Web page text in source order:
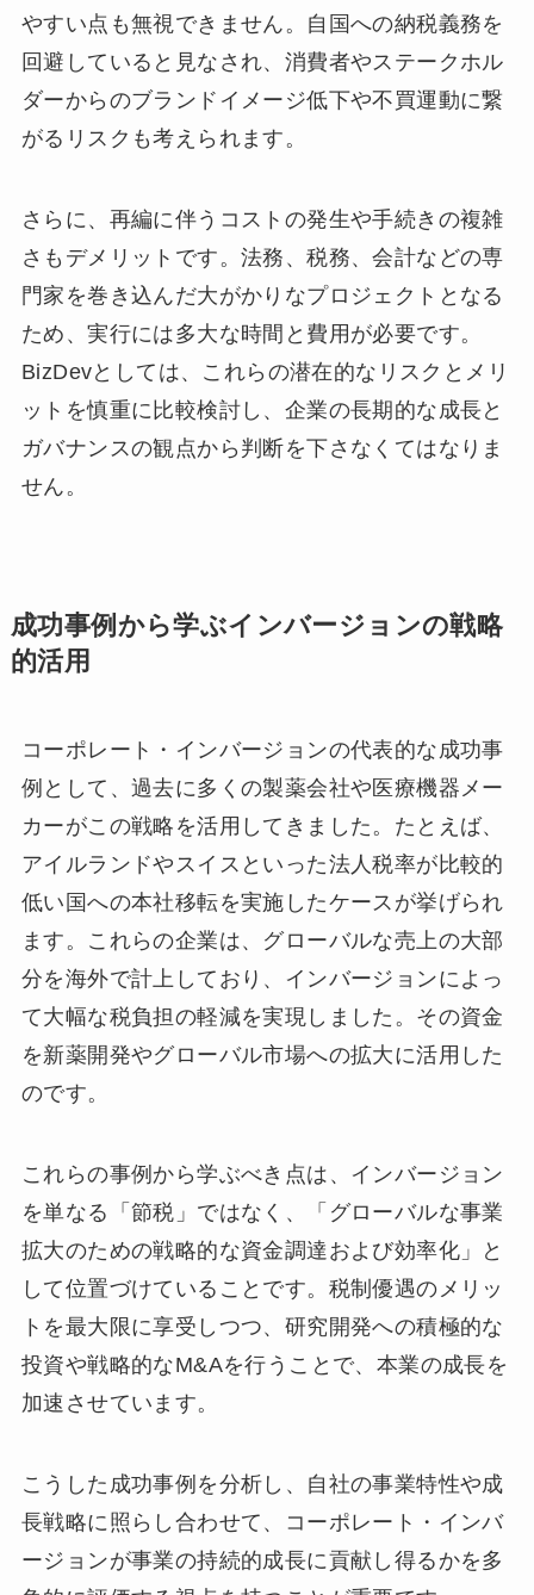
やすい点も無視できません。自国への納税義務を
回避していると見なされ、消費者やステークホル
ダーからのブランドイメージ低下や不買運動に繋
がるリスクも考えられます。
さらに、再編に伴うコストの発生や手続きの複雑
さもデメリットです。法務、税務、会計などの専
門家を巻き込んだ大がかりなプロジェクトとなる
ため、実行には多大な時間と費用が必要です。
BizDevとしては、これらの潜在的なリスクとメリ
ットを慎重に比較検討し、企業の長期的な成長と
ガバナンスの観点から判断を下さなくてはなりま
せん。
成功事例から学ぶインバージョンの戦略
的活用
コーポレート・インバージョンの代表的な成功事
例として、過去に多くの製薬会社や医療機器メー
カーがこの戦略を活用してきました。たとえば、
アイルランドやスイスといった法人税率が比較的
低い国への本社移転を実施したケースが挙げられ
ます。これらの企業は、グローバルな売上の大部
分を海外で計上しており、インバージョンによっ
て大幅な税負担の軽減を実現しました。その資金
を新薬開発やグローバル市場への拡大に活用した
のです。
これらの事例から学ぶべき点は、インバージョン
を単なる「節税」ではなく、「グローバルな事業
拡大のための戦略的な資金調達および効率化」と
して位置づけていることです。税制優遇のメリッ
トを最大限に享受しつつ、研究開発への積極的な
投資や戦略的なM&Aを行うことで、本業の成長を
加速させています。
こうした成功事例を分析し、自社の事業特性や成
長戦略に照らし合わせて、コーポレート・インバ
ージョンが事業の持続的成長に貢献し得るかを多